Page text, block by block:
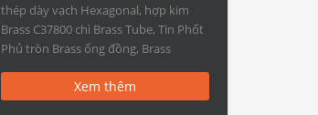
thép dày vạch Hexagonal, hợp kim
Brass C37800 chì Brass Tube, Tin Phốt
Phủ tròn Brass ống đồng, Brass
Ống tròn lục giác tròn – Hợp kim Brass
Hexgonal Tube tính năng: Khuyến
Xem thêm